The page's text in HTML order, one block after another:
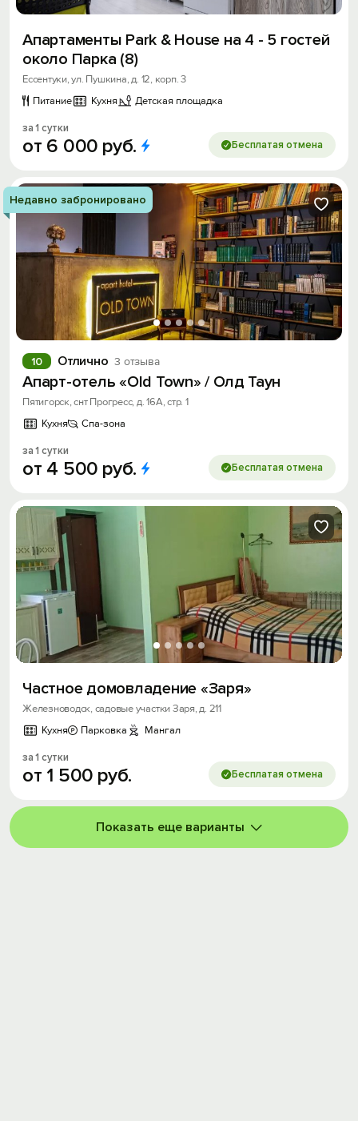
Апартаменты Park & House на 4 - 5 гостей
около Парка (8)
Ессентуки, ул. Пушкина, д. 12, корп. 3
Питание
Кухня Детская площадка
за 1 сутки
от 6 000 руб. Бесплатая отмена
Недавно забронировано
Отлично 3 отзыва
10
Апарт-отель «Old Town» / Олд Таун
Пятигорск, снт Прогресс, д. 16А, стр. 1
Кухня
Спа-зона
за 1 сутки
от 4 500 руб. Бесплатая отмена
Частное домовладение «Заря»
Железноводск, садовые участки Заря, д. 211
Кухня
Парковка Мангал
за 1 сутки
от 1 500 руб. Бесплатая отмена
Показать еще варианты